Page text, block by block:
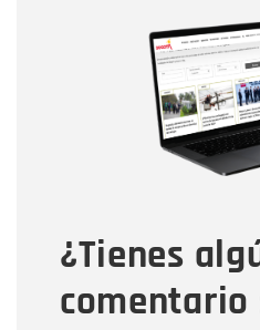
¿Tienes
comentario
Correo electrónico
Tipo de comentario
Mensaje